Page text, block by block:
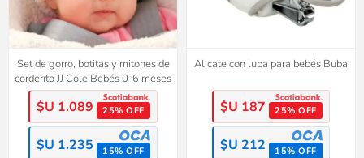
Set de gorro, botitas y mitones de
corderito JJ Cole Bebés 0-6 meses
$U 1.089 25% OFF
$U 1.235 15% OFF
Alicate con lupa para bebés Buba
$U 187 25% OFF
$U 212 15% OFF